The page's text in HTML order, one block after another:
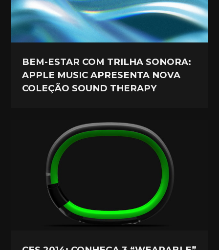
BEM-ESTAR COM TRILHA SONORA:
APPLE MUSIC APRESENTA NOVA
COLEÇÃO SOUND THERAPY